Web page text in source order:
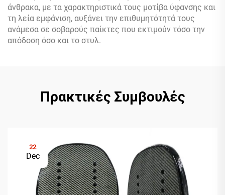
άνθρακα, με τα χαρακτηριστικά τους μοτίβα ύφανσης και
τη λεία εμφάνιση, αυξάνει την επιθυμητότητά τους
ανάμεσα σε σοβαρούς παίκτες που εκτιμούν τόσο την
απόδοση όσο και το στυλ.
Πρακτικές Συμβουλές
22
Dec